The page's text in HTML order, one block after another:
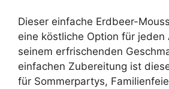
Dieser einfache Erdbeer-
eine köstliche Option für jeden
seinem erfrischenden
einfachen Zubereitung ist
für Sommerpartys,